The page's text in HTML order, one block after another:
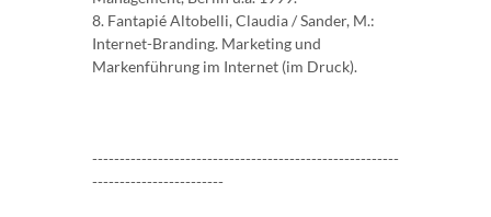
8. Fantapié Altobelli, Claudia / Sander, M.:
Internet-Branding. Marketing und
Markenführung im Internet (im Druck).
--------------------------------------------------------
------------------------